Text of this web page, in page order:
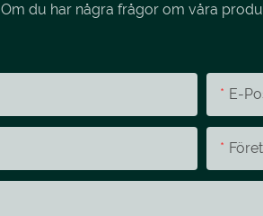
Om du har några frågor om våra
E-